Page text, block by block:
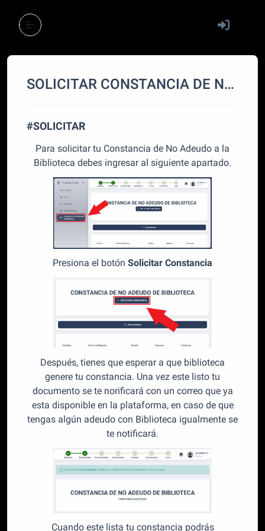
SOLICITAR CONSTANCIA DE NO ADEUDO A BIBLIOTECA
#SOLICITAR
Para solicitar tu Constancia de No Adeudo a la
Biblioteca debes ingresar al siguiente apartado.
Presiona el botón Solicitar Constancia
Después, tienes que esperar a que biblioteca
genere tu constancia. Una vez este listo tu
documento se te norificará con un correo que ya
esta disponible en la plataforma, en caso de que
tengas algún adeudo con Biblioteca igualmente se
te notificará.
Cuando este lista tu constancia podrás